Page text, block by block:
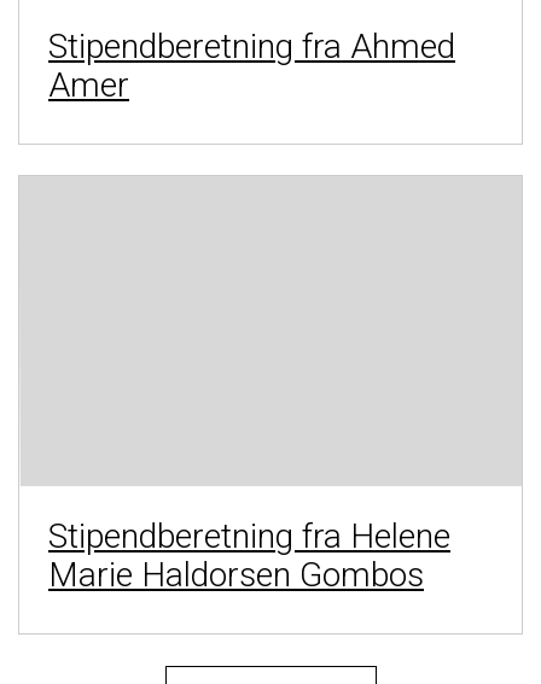
Stipendberetning fra Ahmed
Amer
Stipendberetning fra Helene
Marie Haldorsen Gombos